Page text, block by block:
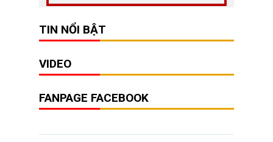
TIN NỔI BẬT
VIDEO
FANPAGE FACEBOOK